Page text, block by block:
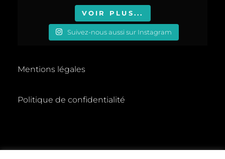
VOIR PLUS...
Suivez-nous aussi sur Instagram
Mentions légales
Politique de confidentialité